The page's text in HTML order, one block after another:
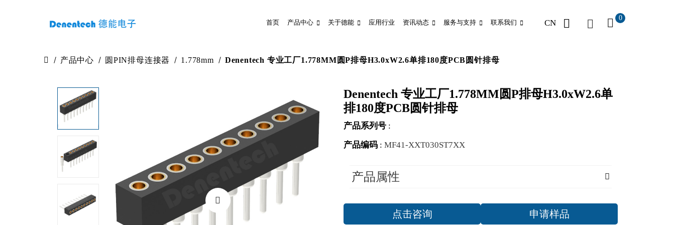
首页 产品中心 关于德能 应用行业 资讯动态 服务与支持 联系我们 CN
0
产品中心 圆PIN排母连接器 1.778mm Denentech 专业工厂1.778MM圆P排母H3.0xW2.6单排180度PCB圆针排母
Denentech 专业工厂1.778MM圆P排母H3.0xW2.6单
排180度PCB圆针排母
产品系列号 :
产品编码 : MF41-XXT030ST7XX
产品属性
点击咨询 申请样品